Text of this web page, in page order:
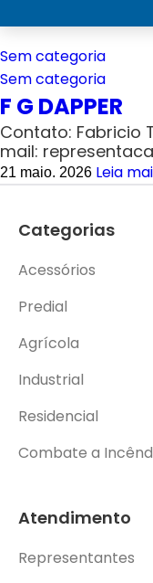
Sem categoria
Sem categoria
F G DAPPER
Contato: Fabricio
mail:
21 maio. 2026 Leia
Categorias
Acessórios
Predial
Agrícola
Industrial
Residencial
Combate a
Atendimento
Representantes